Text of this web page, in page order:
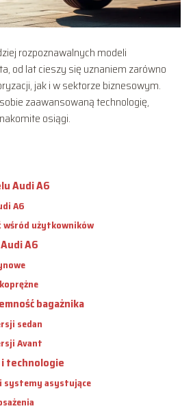
rozpoznawalnych modeli
od lat cieszy się uznaniem zarówno
jak i w sektorze biznesowym.
zaawansowaną technologię,
osiągi.
Audi A6
A6
wśród użytkowników
A6
bagażnika
sedan
Avant
technologie
systemy asystujące